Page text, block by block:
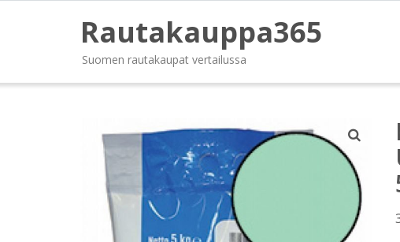
Rautakauppa365
Suomen rautakaupat vertailussa